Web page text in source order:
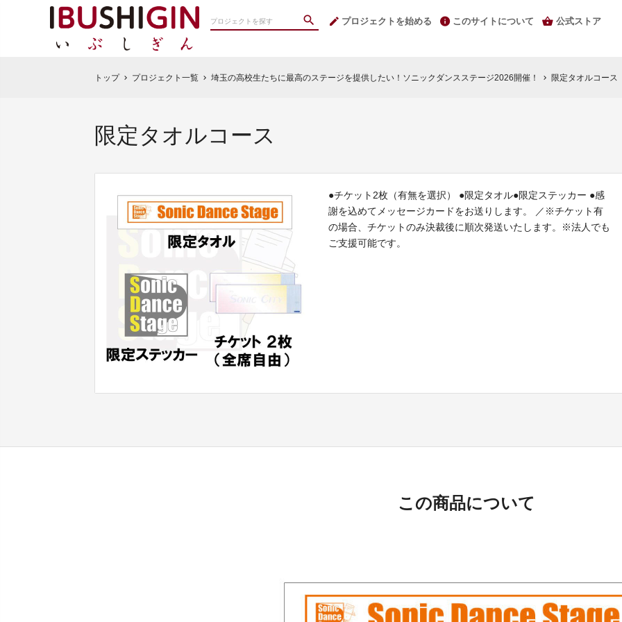
プロジェクトを始める このサイトについて 公式ストア
トップ chevron_right プロジェクト一覧 chevron_right 埼玉の高校生たちに最高のステージを提供したい！ソニックダンスステージ2026開催！ chevron_right 限定タオルコース
限定タオルコース
●チケット2枚（有無を選択） ●限定タオル●限定ステッカー ●感
謝を込めてメッセージカードをお送りします。 ／※チケット有
の場合、チケットのみ決裁後に順次発送いたします。※法人でも
ご支援可能です。
この商品について